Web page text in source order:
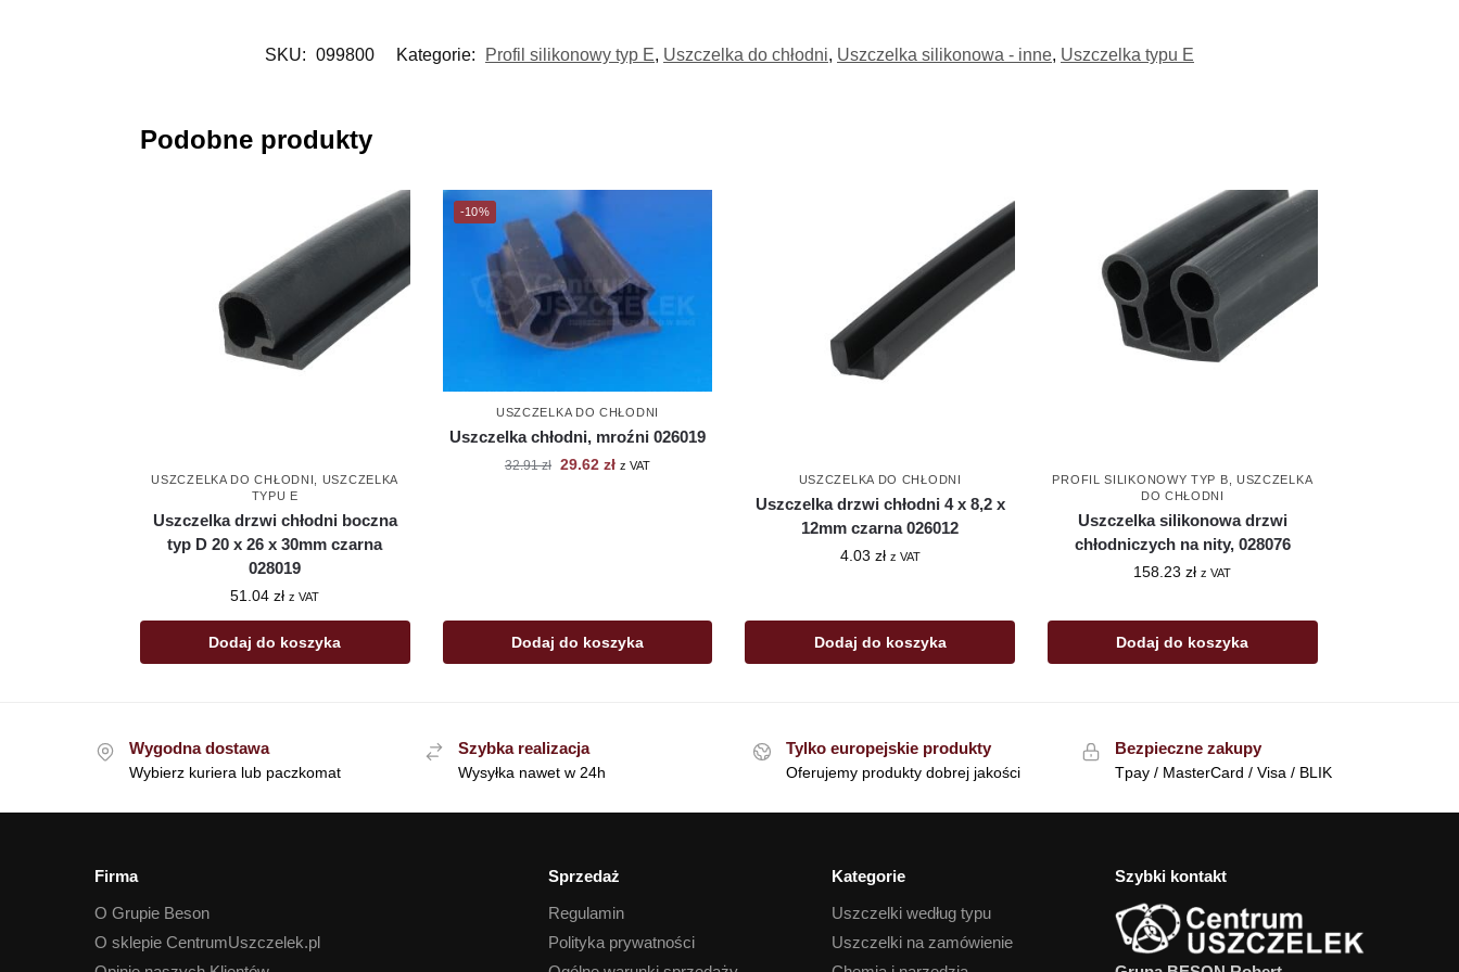
SKU: 099800 Kategorie: Profil silikonowy typ E, Uszczelka do chłodni, Uszczelka silikonowa - inne, Uszczelka typu E
Podobne produkty
USZCZELKA DO CHŁODNI
USZCZELKA
TYPU E
Uszczelka drzwi chłodni boczna
typ D 20 x 26 x 30mm czarna
028019
51.04zł z VAT
Dodaj do koszyka
-10%
USZCZELKA DO CHŁODNI
Uszczelka chłodni, mroźni 026019
32.91zł 29.62 zł z VAT
Dodaj do koszyka
USZCZELKA DO CHŁODNI
Uszczelka drzwi chłodni 4 x 8,2 x
12mm czarna 026012
4.03 zł z VAT
Dodaj do koszyka
PROFIL SILIKONOWY TYP B
USZCZELKA
DO CHŁODNI
Uszczelka silikonowa drzwi
chłodniczych na nity, 028076
158.23zł z VAT
Dodaj do koszyka
Wygodna dostawa
Wybierz kuriera lub paczkomat
Szybka realizacja
Wysyłka nawet w 24h
Tylko europejskie produkty
Oferujemy produkty dobrej jakości
Bezpieczne zakupy
Tpay / MasterCard / Visa / BLIK
Firma
O Grupie Beson
O sklepie CentrumUszczelek.pl
Sprzedaż
Regulamin
Polityka prywatności
Kategorie
Uszczelki według typu
Uszczelki na zamówienie
Szybki kontakt